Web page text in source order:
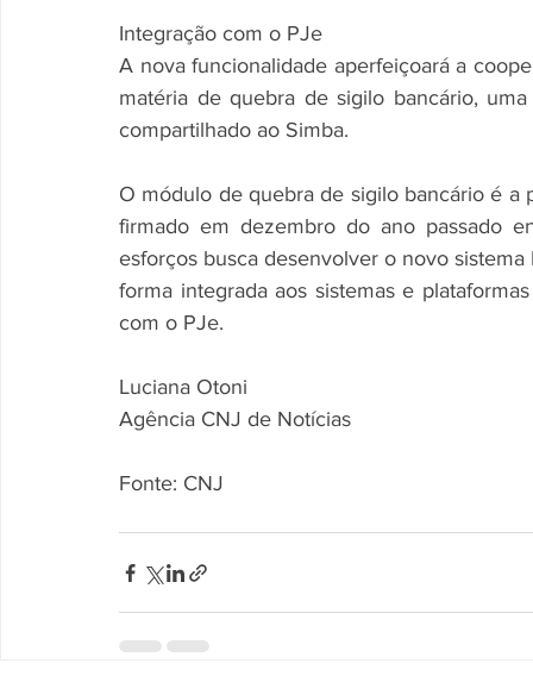
Integração com o PJe
A nova funcionalidade aperfeiçoará a
matéria de quebra de sigilo bancário,
compartilhado ao Simba.
O módulo de quebra de sigilo bancário é
firmado em dezembro do ano passado
esforços busca desenvolver o novo
forma integrada aos sistemas e
com o PJe.
Luciana Otoni
Agência CNJ de Notícias
Fonte: CNJ